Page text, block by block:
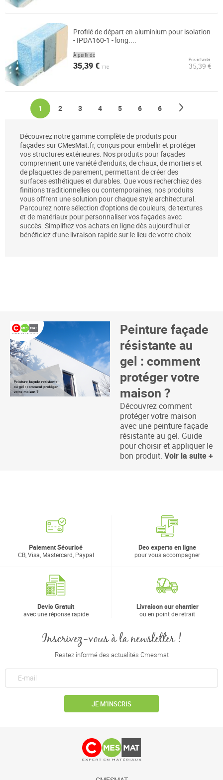
Profilé de départ en aluminium pour isolation
- IPDA160-1 - long....
À partir de
35,39 € TTC
Prix à l’unité
35,39 €
You're currently reading page
1 Page
2 Page
3 Page
4 Page
5 Page
6 Page
6
Découvrez notre gamme complète de produits pour
façades sur CMesMat.fr, conçus pour embellir et protéger
vos structures extérieures. Nos produits pour façades
comprennent une variété d'enduits, de chaux, de mortiers et
de plaquettes de parement, permettant de créer des
surfaces esthétiques et durables. Que vous recherchiez des
finitions traditionnelles ou contemporaines, nos produits
vous offrent une solution pour chaque style architectural.
Parcourez notre sélection d'options de couleurs, de textures
et de matériaux pour personnaliser vos façades avec
succès. Simplifiez vos achats en ligne dès aujourd'hui et
bénéficiez d'une livraison rapide sur le lieu de votre choix.
Peinture façade
résistante au
gel : comment
protéger votre
maison ?
Découvrez comment
protéger votre maison
avec une peinture façade
résistante au gel. Guide
pour choisir et appliquer le
bon produit. Voir la suite +
Paiement Sécurisé
CB, Visa, Mastercard, Paypal
Des experts en ligne
pour vous accompagner
Devis Gratuit
avec une réponse rapide
Livraison sur chantier
ou en point de retrait
Inscrivez-vous à la newsletter !
Restez informé des actualités Cmesmat
JE M’INSCRIS